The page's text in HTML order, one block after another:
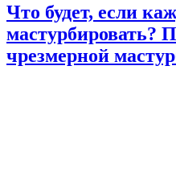
Что будет, если
мастурбировать?
чрезмерной